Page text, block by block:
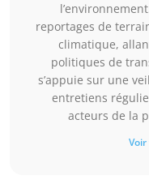
reportages de
climatique,
politiques de
s’appuie sur une
entretiens
acteurs de la